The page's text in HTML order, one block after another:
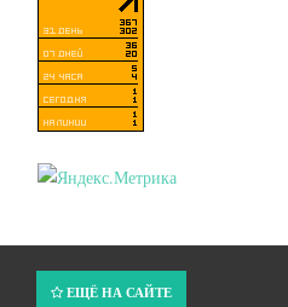
ЕЩЁ НА САЙТЕ